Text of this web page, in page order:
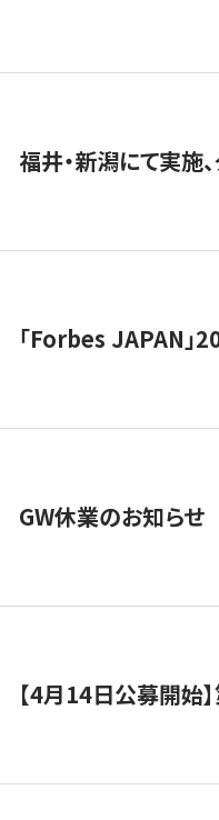
福井・新潟にて実施
「Forbes JAPAN」
GW休業のお知らせ
【4月14日公募開始